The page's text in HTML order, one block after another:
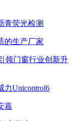
青荧光检测
的生产厂家
领门窗行业创新升
力Unicontrol6
嘉